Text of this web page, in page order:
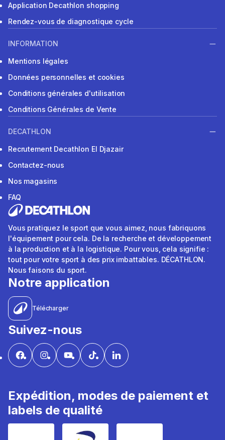
Application Decathlon shopping
Rendez-vous de diagnostique cycle
INFORMATION
Mentions légales
Données personnelles et cookies
Conditions générales d'utilisation
Conditions Générales de Vente
DECATHLON
Recrutement Decathlon El Djazair
Contactez-nous
Nos magasins
FAQ
Vous pratiquez le sport que vous aimez, nous fabriquons
l'équipement pour cela. De la recherche et développement
à la production et à la logistique. Pour vous, cela signifie :
tout pour votre sport à des prix imbattables. DÉCATHLON.
Nous faisons du sport.
Notre application
Télécharger
Suivez-nous
Expédition, modes de paiement et
labels de qualité